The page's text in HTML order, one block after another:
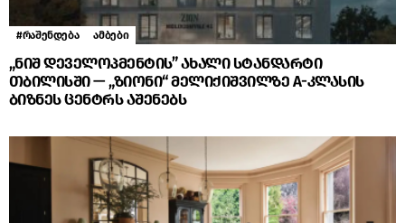
#რაშენდება ამბები
„ნიშ დეველოპმენტის” ახალი სტანდარტი
თბილისში — „ზიონი“ მელიქიშვილზე A-კლასის
ბიზნეს ცენტრს აშენებს